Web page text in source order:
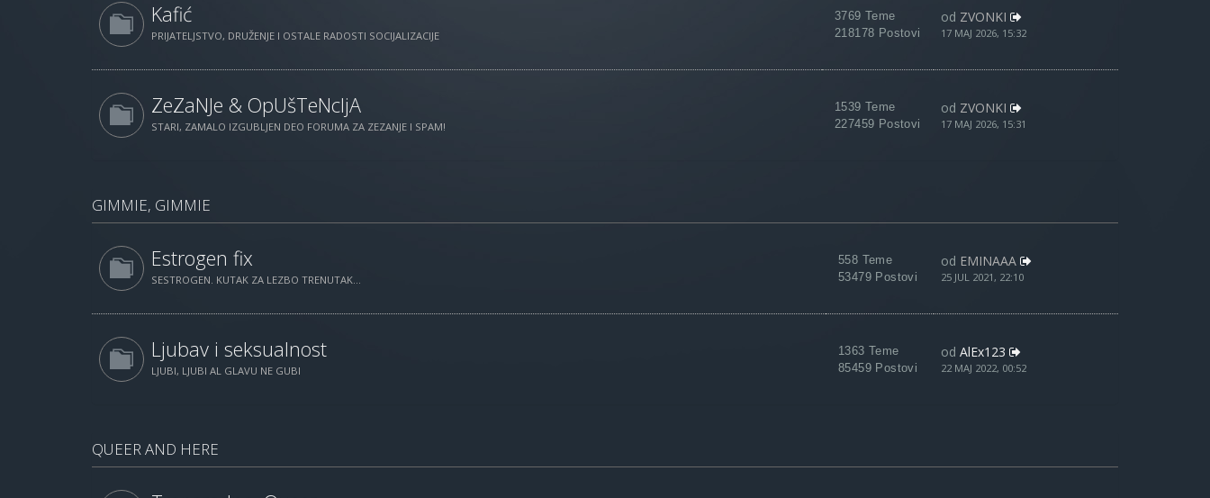
Kafić
PRIJATELJSTVO, DRUŽENJE I OSTALE RADOSTI SOCIJALIZACIJE
3769 Teme
218178 Postovi
od ZVONKI
17 MAJ 2026, 15:32
ZeZaNJe & OpUšTeNcIjA
STARI, ZAMALO IZGUBLJEN DEO FORUMA ZA ZEZANJE I SPAM!
1539 Teme
227459 Postovi
od ZVONKI
17 MAJ 2026, 15:31
GIMMIE, GIMMIE
Estrogen fix
SESTROGEN. KUTAK ZA LEZBO TRENUTAK...
558 Teme
53479 Postovi
od EMINAAA
25 JUL 2021, 22:10
Ljubav i seksualnost
LJUBI, LJUBI AL GLAVU NE GUBI
1363 Teme
85459 Postovi
od AlEx123
22 MAJ 2022, 00:52
QUEER AND HERE